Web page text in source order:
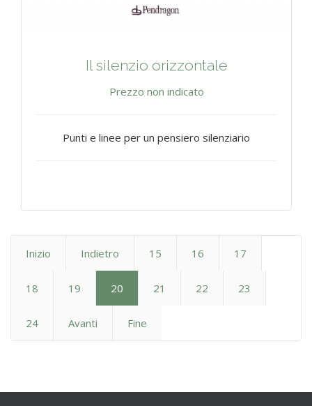
Il silenzio orizzontale
Prezzo non indicato
Punti e linee per un pensiero silenziario
Inizio Indietro 15 16 17
18 19 20 21 22 23
24 Avanti Fine